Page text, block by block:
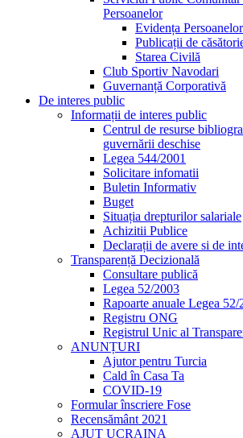
Persoanelor
Evidența Persoanelor
Publicații de
Starea Civilă
Club Sportiv Navodari
Guvernanță Corporativă
De interes public
Informații de interes public
Centrul de resurse
guvernării deschise
Legea 544/2001
Solicitare infomatii
Buletin Informativ
Buget
Situația drepturilor salariale
Achizitii Publice
Declarații de avere si de
Transparență Decizională
Consultare publică
Legea 52/2003
Rapoarte anuale Legea 52/
Registru ONG
Registrul Unic al
ANUNȚURI
Ajutor pentru Turcia
Cald în Casa Ta
COVID-19
Formular înscriere Fose
Recensământ 2021
AJUT UCRAINA